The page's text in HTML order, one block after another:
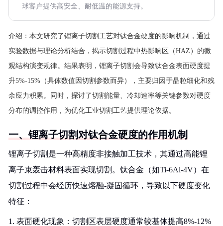
球客户提供高安全、耐低温的能源支持。
介绍： 本文研究了锂离子切割工艺对钛合金硬度的影响机制，通过
实验数据与理论分析结合，揭示切割过程中热影响区（HAZ）的微
观结构演变规律。结果表明，锂离子切割会导致钛合金表面硬度提
升5%-15%（具体数值因切割参数而异），主要归因于晶粒细化和残
余应力积累。同时，探讨了切割能量、冷却速率等关键参数对硬度
分布的调控作用，为优化工业切割工艺提供理论依据。
一、锂离子切割对钛合金硬度的作用机制
锂离子切割是一种高精度非接触加工技术，其通过高能锂
离子束轰击材料表面实现切割。钛合金（如Ti-6Al-4V）在
切割过程中会经历快速熔融-凝固循环，导致以下硬度变化
特征：
1. 表面硬化现象：切割区表层硬度通常较基体提高8%-12%